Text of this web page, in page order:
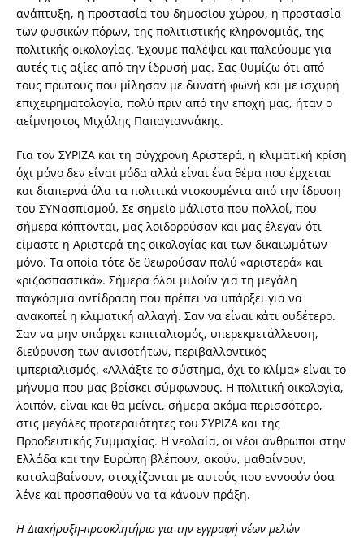
ανάπτυξη, η προστασία του δημοσίου χώρου, η προστασία
των φυσικών πόρων, της πολιτιστικής κληρονομιάς, της
πολιτικής οικολογίας. Έχουμε παλέψει και παλεύουμε για
αυτές τις αξίες από την ίδρυσή μας. Σας θυμίζω ότι από
τους πρώτους που μίλησαν με δυνατή φωνή και με ισχυρή
επιχειρηματολογία, πολύ πριν από την εποχή μας, ήταν ο
αείμνηστος Μιχάλης Παπαγιαννάκης.
Για τον ΣΥΡΙΖΑ και τη σύγχρονη Αριστερά, η κλιματική κρίση
όχι μόνο δεν είναι μόδα αλλά είναι ένα θέμα που έρχεται
και διαπερνά όλα τα πολιτικά ντοκουμέντα από την ίδρυση
του ΣΥΝασπισμού. Σε σημείο μάλιστα που πολλοί, που
σήμερα κόπτονται, μας λοιδορούσαν και μας έλεγαν ότι
είμαστε η Αριστερά της οικολογίας και των δικαιωμάτων
μόνο. Τα οποία τότε δε θεωρούσαν πολύ «αριστερά» και
«ριζοσπαστικά». Σήμερα όλοι μιλούν για τη μεγάλη
παγκόσμια αντίδραση που πρέπει να υπάρξει για να
ανακοπεί η κλιματική αλλαγή. Σαν να είναι κάτι ουδέτερο.
Σαν να μην υπάρχει καπιταλισμός, υπερεκμετάλλευση,
διεύρυνση των ανισοτήτων, περιβαλλοντικός
ιμπεριαλισμός. «Αλλάξτε το σύστημα, όχι το κλίμα» είναι το
μήνυμα που μας βρίσκει σύμφωνους. Η πολιτική οικολογία,
λοιπόν, είναι και θα μείνει, σήμερα ακόμα περισσότερο,
στις μεγάλες προτεραιότητες του ΣΥΡΙΖΑ και της
Προοδευτικής Συμμαχίας. Η νεολαία, οι νέοι άνθρωποι στην
Ελλάδα και την Ευρώπη βλέπουν, ακούν, μαθαίνουν,
καταλαβαίνουν, στοιχίζονται με αυτούς που εννοούν όσα
λένε και προσπαθούν να τα κάνουν πράξη.
Η Διακήρυξη-προσκλητήριο για την εγγραφή νέων μελών